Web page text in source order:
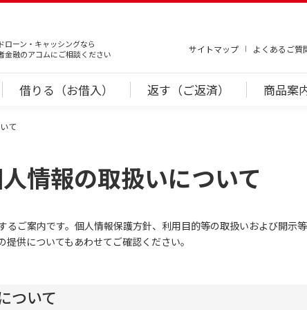
ローン・キャッシングなら
金融のアコムにご相談ください
サイトマップ よくあるご質
借りる（お借入） 返す（ご返済） 商品案
て
情報の取扱いについて
るご案内です。個人情報保護方針、利用目的等の取扱いおよび開示
供についてもあわせてご確認ください。
ついて